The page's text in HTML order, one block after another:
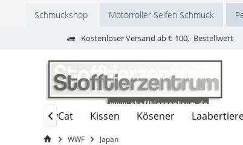
Schmuckshop Motorroller Seifen Schmuck
Kostenloser Versand ab € 100,- Bestellwert
JellyCat Kissen Kösener

WWF Japan